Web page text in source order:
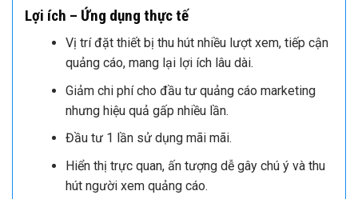
Ngôn ngữ: Nhiều ngôn ngữ , mặc
định là tiếng anh hoặc tiếng việt.
Cấu hình: Allwinner A20 – 1.5 GHz,
DDR 3: 1 GB ,Rom:8 GB
Phụ kiện: Điều khiển từ xa x 1, Khóa x
1, râu wifi x 1, dây nguồn x 1
Khung viền: Vỏ kim loại, khung hợp
kim nhôm